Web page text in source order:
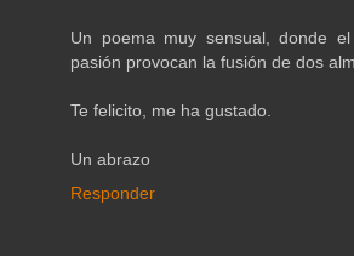
Un poema muy sensual, donde
pasión provocan la fusión de dos
Te felicito, me ha gustado.
Un abrazo
Responder